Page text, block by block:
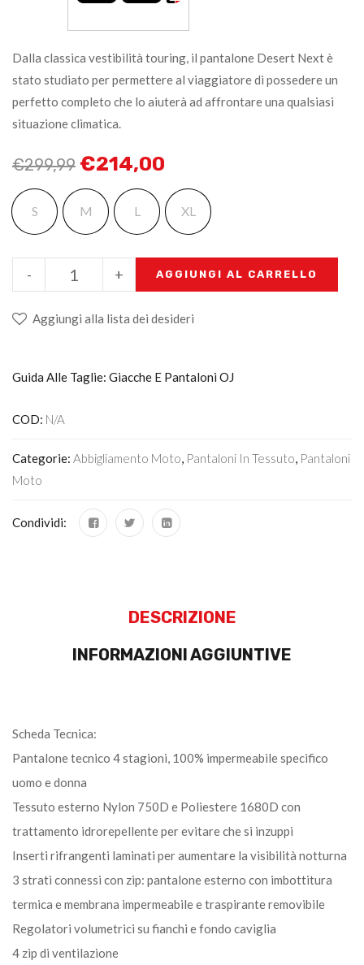
Dalla classica vestibilità touring, il pantalone Desert Next è
stato studiato per permettere al viaggiatore di possedere un
perfetto completo che lo aiuterà ad affrontare una qualsiasi
situazione climatica.
€299,99 €214,00
S M L XL
+
- AGGIUNGI AL CARRELLO
Aggiungi alla lista dei desideri
Guida Alle Taglie: Giacche E Pantaloni OJ
COD: N/A
Categorie: Abbigliamento Moto, Pantaloni In Tessuto, Pantaloni
Moto
Condividi:
DESCRIZIONE
INFORMAZIONI AGGIUNTIVE
Scheda Tecnica:
Pantalone tecnico 4 stagioni, 100% impermeabile specifico
uomo e donna
Tessuto esterno Nylon 750D e Poliestere 1680D con
trattamento idrorepellente per evitare che si inzuppi
Inserti rifrangenti laminati per aumentare la visibilità notturna
3 strati connessi con zip: pantalone esterno con imbottitura
termica e membrana impermeabile e traspirante removibile
Regolatori volumetrici su fianchi e fondo caviglia
4 zip di ventilazione